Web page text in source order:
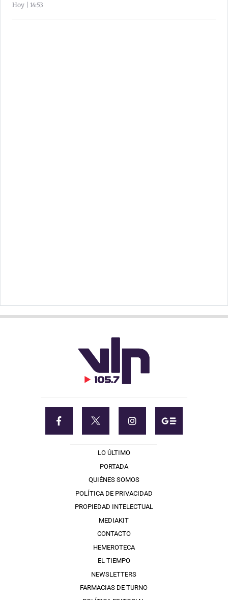
Hoy | 14:53
LO ÚLTIMO
PORTADA
QUIÉNES SOMOS
POLÍTICA DE PRIVACIDAD
PROPIEDAD INTELECTUAL
MEDIAKIT
CONTACTO
HEMEROTECA
EL TIEMPO
NEWSLETTERS
FARMACIAS DE TURNO